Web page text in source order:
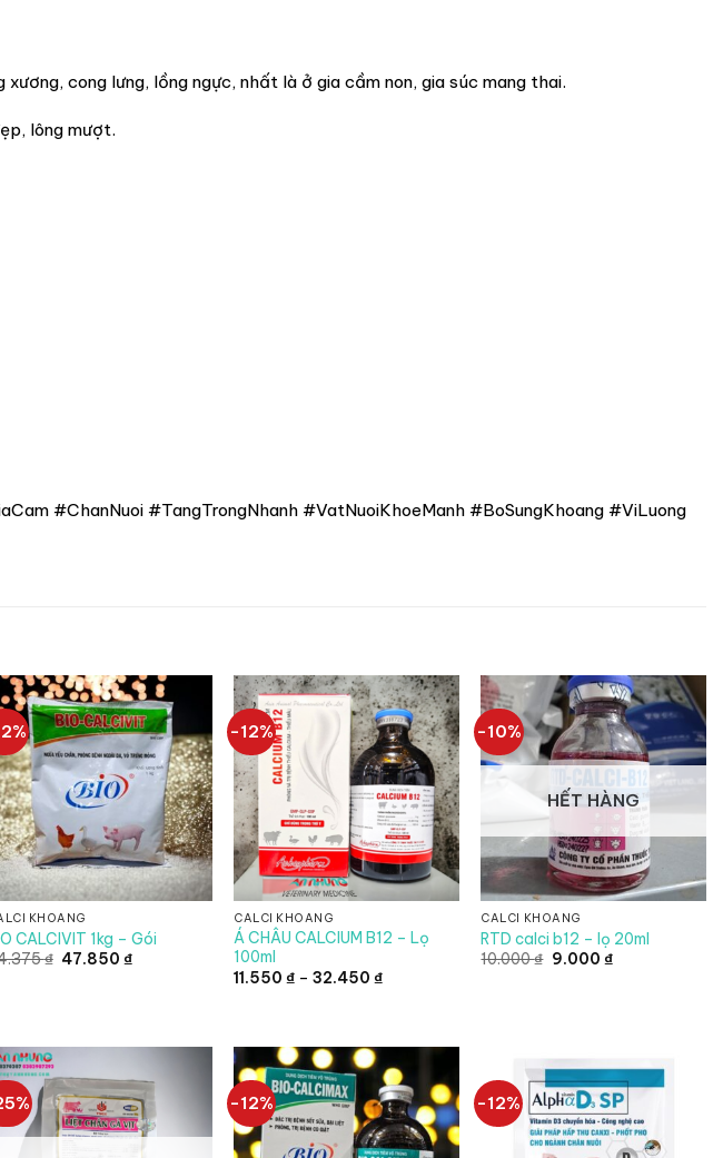
cong lưng, lồng ngực, nhất là ở gia cầm non, gia súc mang thai.
lông mượt.
#ChanNuoi #TangTrongNhanh #VatNuoiKhoeManh #BoSungKhoang #ViLuong
KHOÁNG
CALCIVIT 1kg – Gói
₫ Giá
47.850 ₫Giá
-12%
CALCI KHOÁNG
Á CHÂU CALCIUM B12 – Lọ
100ml
11.550 ₫ – 32.450 ₫Khoảng
32.450 ₫
-10%
HẾT HÀNG
CALCI KHOÁNG
RTD calci b12 – lọ 20ml
10.000₫ Giá
9.000 ₫Giá
-12% -12%